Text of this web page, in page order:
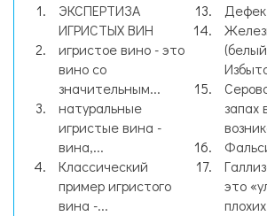
ЭКСПЕРТИЗА
ИГРИСТЫХ ВИН
игристое вино - это
вино со
значительным...
натуральные
игристые вина -
вина,...
Классический
пример игристого
вина -...
запах
это